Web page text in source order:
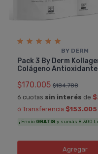
BY DERM
Pack 3 By Derm
Colágeno Antioxidante
$170.005 $184.788
6 cuotas sin interés de
ó Transferencia $153.005
¡ Envío GRATIS y sumás 8.300
Agregar